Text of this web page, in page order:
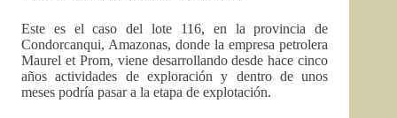
Este es el caso del lote 116, en la provincia de
Condorcanqui, Amazonas, donde la empresa petrolera
Maurel et Prom, viene desarrollando desde hace cinco
años actividades de exploración y dentro de unos
meses podría pasar a la etapa de explotación.